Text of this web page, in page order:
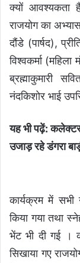
क्यों आवश्यकता
राजयोग का
दौंडे (पार्षद),
विश्वकर्मा
ब्रह्माकुमारी
नंदकिशोर भाई
यह भी पढ़ें:कलेक्टर
उजाड़ रहे डंगरा
कार्यक्रम में सभी
किया गया तथा
भेंट भी दी गई ।
सिखाया गए